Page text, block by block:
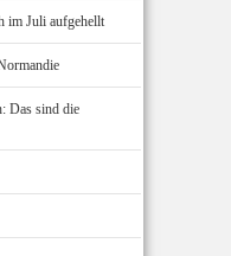
im Juli aufgehellt
Das sind die